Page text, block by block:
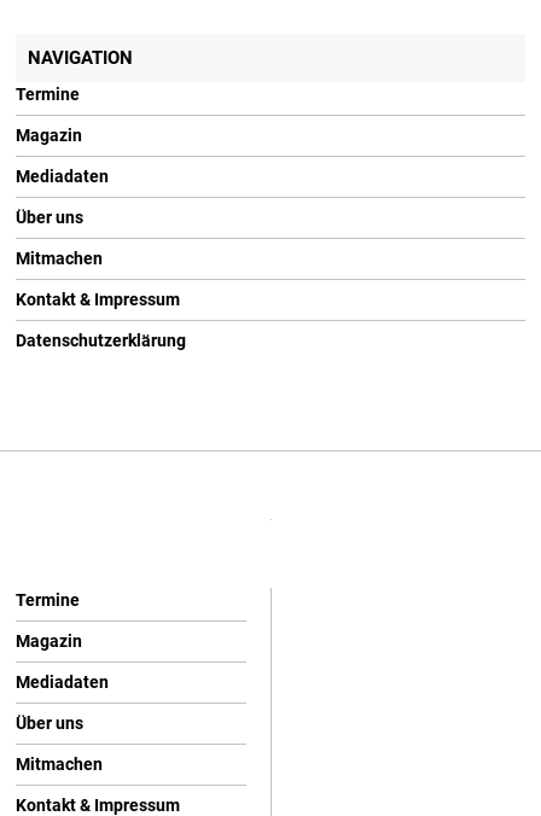
NAVIGATION
Termine
Magazin
Mediadaten
Über uns
Mitmachen
Kontakt & Impressum
Datenschutzerklärung
Termine
Magazin
Mediadaten
Über uns
Mitmachen
Kontakt & Impressum